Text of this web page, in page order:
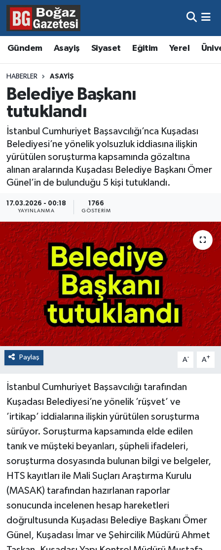
Gündem Asayiş Siyaset Eğitim Yerel
HABERLER ASAYIŞ
Belediye Başkanı
tutuklandı
İstanbul Cumhuriyet Başsavcılığı’nca Kuşadası
Belediyesi’ne yönelik yolsuzluk iddiasına ilişkin
yürütülen soruşturma kapsamında gözaltına
alınan aralarında Kuşadası Belediye Başkanı Ömer
Günel’in de bulunduğu 5 kişi tutuklandı.
17.03.2026 - 00:18
YAYINLANMA
1766
GÖSTERIM
Paylaş A- A+
İstanbul Cumhuriyet Başsavcılığı tarafından
Kuşadası Belediyesi’ne yönelik ’rüşvet’ ve
’irtikap’ iddialarına ilişkin yürütülen soruşturma
sürüyor. Soruşturma kapsamında elde edilen
tanık ve müşteki beyanları, şüpheli ifadeleri,
soruşturma dosyasında bulunan bilgi ve belgeler,
HTS kayıtları ile Mali Suçları Araştırma Kurulu
(MASAK) tarafından hazırlanan raporlar
sonucunda incelenen hesap hareketleri
doğrultusunda Kuşadası Belediye Başkanı Ömer
Günel, Kuşadası İmar ve Şehircilik Müdürü Ahmet
Asayiş
Eğitim
Ekonomi
Gündem
Kültür ve Sanat
Resmi İlanlar
Sağlık
Hava Durumu
Trafik Durumu
Süper Lig Puan Durumu ve Fikstür
Tüm Manşetler
Son Dakika Haberleri
Haber Arşivi